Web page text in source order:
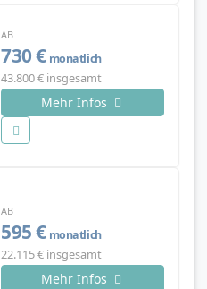
AB
730 € monatlich
43.800 € insgesamt
Mehr Infos
AB
595 € monatlich
22.115 € insgesamt
Mehr Infos